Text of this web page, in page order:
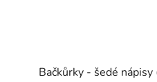
Bačkůrky - šedé